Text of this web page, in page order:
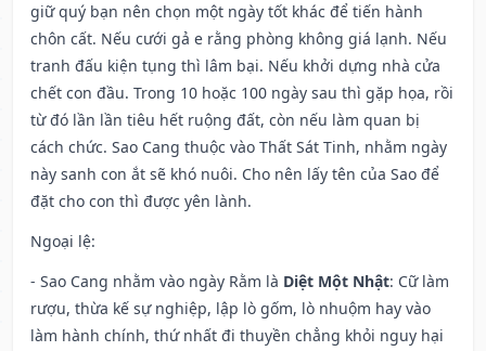
giữ quý bạn nên chọn một ngày tốt khác để tiến hành
chôn cất. Nếu cưới gả e rằng phòng không giá lạnh. Nếu
tranh đấu kiện tụng thì lâm bại. Nếu khởi dựng nhà cửa
chết con đầu. Trong 10 hoặc 100 ngày sau thì gặp họa, rồi
từ đó lần lần tiêu hết ruộng đất, còn nếu làm quan bị
cách chức. Sao Cang thuộc vào Thất Sát Tinh, nhằm ngày
này sanh con ắt sẽ khó nuôi. Cho nên lấy tên của Sao để
đặt cho con thì được yên lành.
Ngoại lệ:
- Sao Cang nhằm vào ngày Rằm là Diệt Một Nhật: Cữ làm
rượu, thừa kế sự nghiệp, lập lò gốm, lò nhuộm hay vào
làm hành chính, thứ nhất đi thuyền chẳng khỏi nguy hại